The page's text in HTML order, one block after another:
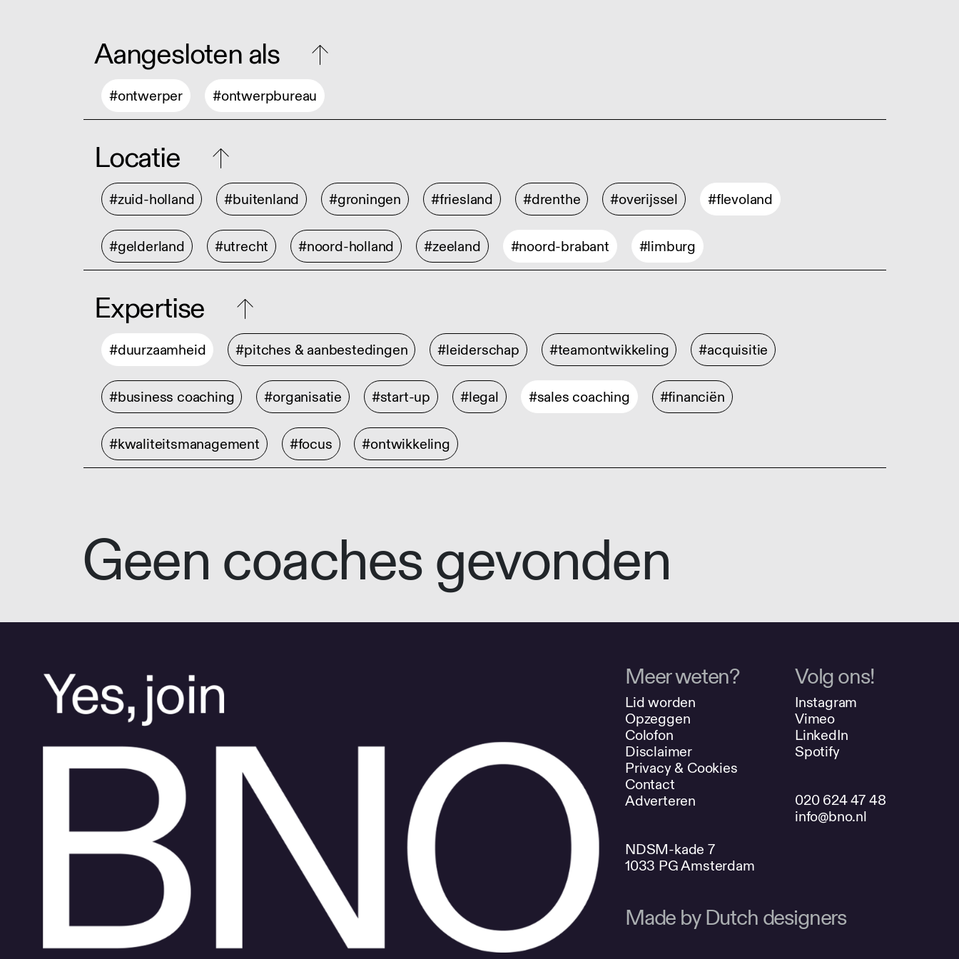
Aangesloten als
#ontwerper #ontwerpbureau
Locatie
#zuid-holland #buitenland #groningen #friesland #drenthe #overijssel #flevoland
#gelderland #utrecht #noord-holland #zeeland #noord-brabant #limburg
Expertise
#duurzaamheid #pitches & aanbestedingen #leiderschap #teamontwikkeling #acquisitie
#business coaching #organisatie #start-up #legal #sales coaching #financiën
#kwaliteitsmanagement #focus #ontwikkeling
Geen coaches gevonden
Meer weten?
Lid worden
Opzeggen
Colofon
Disclaimer
Privacy & Cookies
Contact
Adverteren
NDSM-kade 7
1033 PG Amsterdam
Volg ons!
Instagram
Vimeo
LinkedIn
Spotify
020 624 47 48
info@bno.nl
Made by Dutch designers